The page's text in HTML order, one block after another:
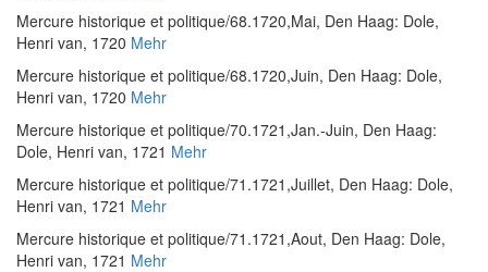
Mercure historique et politique/68.1720,Mai, Den Haag: Dole,
Henri van, 1720 Mehr
Mercure historique et politique/68.1720,Juin, Den Haag: Dole,
Henri van, 1720 Mehr
Mercure historique et politique/70.1721,Jan.-Juin, Den Haag:
Dole, Henri van, 1721 Mehr
Mercure historique et politique/71.1721,Juillet, Den Haag: Dole,
Henri van, 1721 Mehr
Mercure historique et politique/71.1721,Aout, Den Haag: Dole,
Henri van, 1721 Mehr